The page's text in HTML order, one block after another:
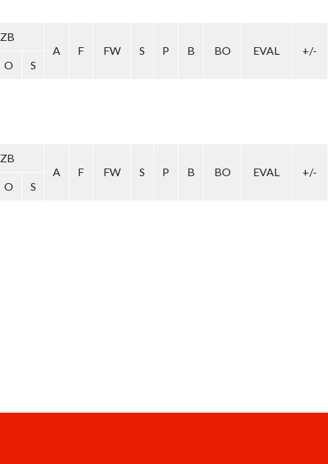
ZB
A
F FW S P B BO EVAL
+/-
O S
ZB
A
F FW S P B BO EVAL
+/-
O S